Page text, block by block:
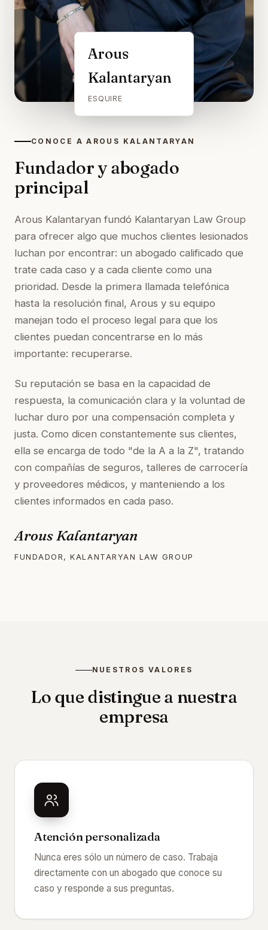
Arous
Kalantaryan
ESQUIRE
CONOCE A AROUS KALANTARYAN
Fundador y abogado
principal
Arous Kalantaryan fundó Kalantaryan Law Group
para ofrecer algo que muchos clientes lesionados
luchan por encontrar: un abogado calificado que
trate cada caso y a cada cliente como una
prioridad. Desde la primera llamada telefónica
hasta la resolución final, Arous y su equipo
manejan todo el proceso legal para que los
clientes puedan concentrarse en lo más
importante: recuperarse.
Su reputación se basa en la capacidad de
respuesta, la comunicación clara y la voluntad de
luchar duro por una compensación completa y
justa. Como dicen constantemente sus clientes,
ella se encarga de todo "de la A a la Z", tratando
con compañías de seguros, talleres de carrocería
y proveedores médicos, y manteniendo a los
clientes informados en cada paso.
Arous Kalantaryan
FUNDADOR, KALANTARYAN LAW GROUP
NUESTROS VALORES
Lo que distingue a nuestra
empresa
Atención personalizada
Nunca eres sólo un número de caso. Trabaja
directamente con un abogado que conoce su
caso y responde a sus preguntas.